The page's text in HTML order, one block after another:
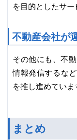
を目的としたサー
不動産会社が
その他にも、不
情報発信するな
を推し進めていま
まとめ